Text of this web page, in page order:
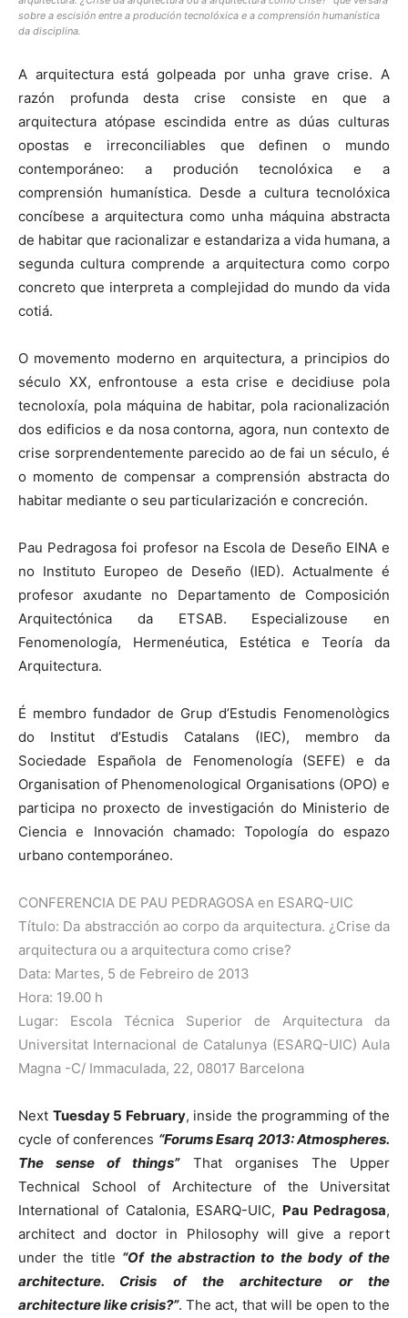
sobre a escisión entre a produción tecnolóxica e a comprensión humanística
da disciplina.
A arquitectura está golpeada por unha grave crise. A
razón profunda desta crise consiste en que a
arquitectura atópase escindida entre as dúas culturas
opostas e irreconciliables que definen o mundo
contemporáneo: a produción tecnolóxica e a
comprensión humanística. Desde a cultura tecnolóxica
concíbese a arquitectura como unha máquina abstracta
de habitar que racionalizar e estandariza a vida humana, a
segunda cultura comprende a arquitectura como corpo
concreto que interpreta a complejidad do mundo da vida
cotiá.
O movemento moderno en arquitectura, a principios do
século XX, enfrontouse a esta crise e decidiuse pola
tecnoloxía, pola máquina de habitar, pola racionalización
dos edificios e da nosa contorna, agora, nun contexto de
crise sorprendentemente parecido ao de fai un século, é
o momento de compensar a comprensión abstracta do
habitar mediante o seu particularización e concreción.
Pau Pedragosa foi profesor na Escola de Deseño EINA e
no Instituto Europeo de Deseño (IED). Actualmente é
profesor axudante no Departamento de Composición
Arquitectónica da ETSAB. Especializouse en
Fenomenología, Hermenéutica, Estética e Teoría da
Arquitectura.
É membro fundador de Grup d’Estudis Fenomenològics
do Institut d’Estudis Catalans (IEC), membro da
Sociedade Española de Fenomenología (SEFE) e da
Organisation of Phenomenological Organisations (OPO) e
participa no proxecto de investigación do Ministerio de
Ciencia e Innovación chamado: Topología do espazo
urbano contemporáneo.
CONFERENCIA DE PAU PEDRAGOSA en ESARQ-UIC
Título: Da abstracción ao corpo da arquitectura. ¿Crise da
arquitectura ou a arquitectura como crise?
Data: Martes, 5 de Febreiro de 2013
Hora: 19.00 h
Lugar: Escola Técnica Superior de Arquitectura da
Universitat Internacional de Catalunya (ESARQ-UIC) Aula
Magna -C/ Immaculada, 22, 08017 Barcelona
Next Tuesday 5 February, inside the programming of the
cycle of conferences “Forums Esarq 2013: Atmospheres.
The sense of things”That organises The Upper
Technical School of Architecture of the Universitat
International of Catalonia, ESARQ-UIC, Pau Pedragosa,
architect and doctor in Philosophy will give a report
under the title “Of the abstraction to the body of the
architecture. Crisis of the architecture or the
architecture like crisis?”. The act, that will be open to the